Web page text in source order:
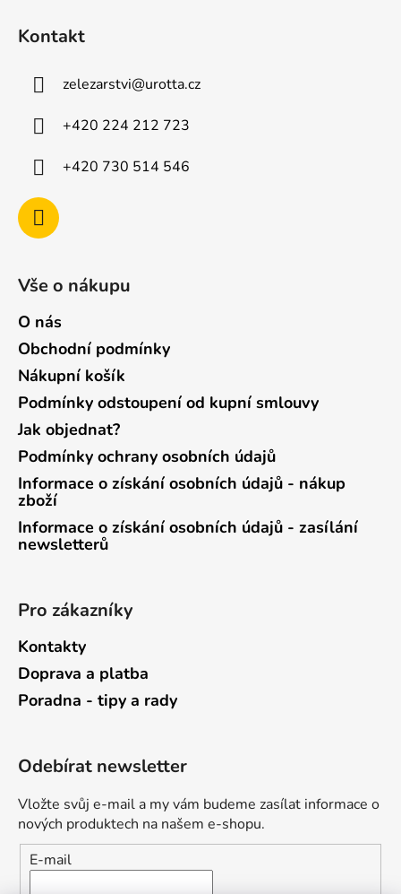
Kontakt
zelezarstvi@urotta.cz
+420 224 212 723
+420 730 514 546
Vše o nákupu
O nás
Obchodní podmínky
Nákupní košík
Podmínky odstoupení od kupní smlouvy
Jak objednat?
Podmínky ochrany osobních údajů
Informace o získání osobních údajů - nákup
zboží
Informace o získání osobních údajů - zasílání
newsletterů
Pro zákazníky
Kontakty
Doprava a platba
Poradna - tipy a rady
Odebírat newsletter
Vložte svůj e-mail a my vám budeme zasílat informace o
nových produktech na našem e-shopu.
E-mail